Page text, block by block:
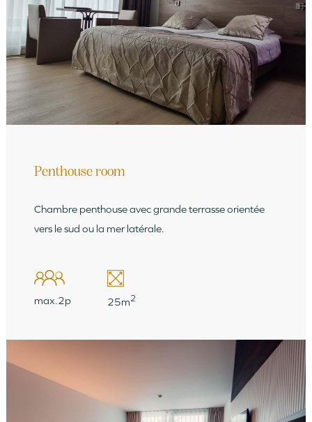
Penthouse room
Chambre penthouse avec grande terrasse orientée
vers le sud ou la mer latérale.
max.2p 25m2